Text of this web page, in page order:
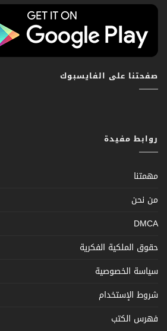
صفحتنا على الفايسبوك
روابط مفيدة
مهمتنا
من نحن
DMCA
حقوق الملكية الفكرية
سياسة الخصوصية
شروط الإستخدام
فهرس الكتب